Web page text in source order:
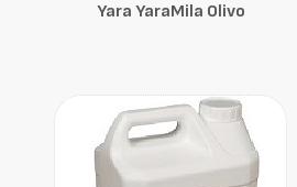
Yara YaraMila Olivo